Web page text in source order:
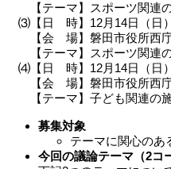
【テーマ】スポーツ関連
⑶【日 時】12月14日（日）
【会 場】磐田市役所西庁
【テーマ】スポーツ関連
⑷【日 時】12月14日（日）
【会 場】磐田市役所西庁
【テーマ】子ども関連の
募集対象
テーマに関心のあ
今回の議論テーマ（2コ